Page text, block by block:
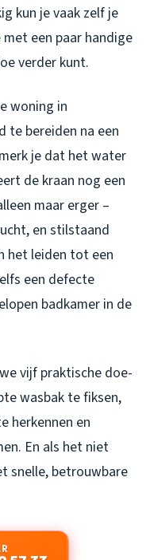
kun je vaak zelf je
met een paar handige
verder kunt.
woning in
te bereiden na een
je dat het water
de kraan nog een
maar erger –
en stilstaand
het leiden tot een
een defecte
badkamer in de
vijf praktische doe-
wasbak te fiksen,
herkennen en
En als het niet
snelle, betrouwbare